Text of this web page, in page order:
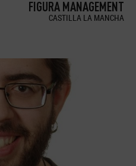
FIGURA MANAGEMENT
CASTILLA LA MANCHA